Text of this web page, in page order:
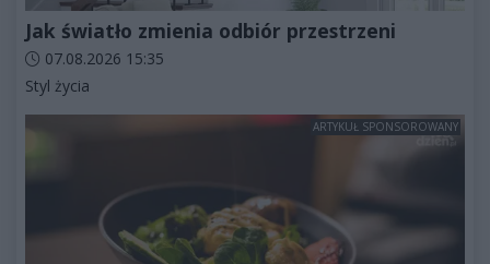
Jak światło zmienia odbiór przestrzeni
Data dodania artykułu:
07.08.2026 15:35
Kategorie artykułu:
Styl życia
ARTYKUŁ SPONSOROWANY